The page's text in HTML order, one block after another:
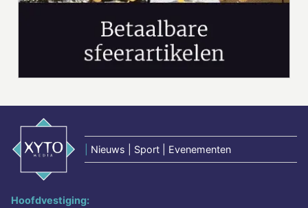
Nieuws | Sport | Evenementen
Hoofdvestiging: